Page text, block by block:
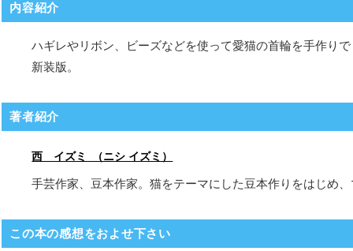
内容紹介
ハギレやリボン、ビーズなどを使って愛猫の首輪を手作り
新装版。
著者紹介
西 イズミ （ニシ イズミ）
手芸作家、豆本作家。猫をテーマにした豆本作りをはじめ
この本の感想をおよせ下さい